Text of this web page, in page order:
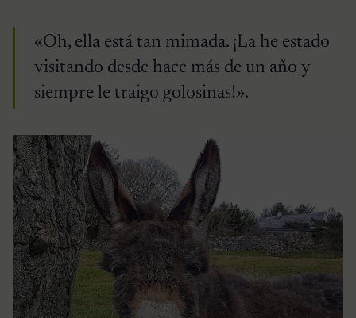
«Oh, ella está tan mimada. ¡La he estado
visitando desde hace más de un año y
siempre le traigo golosinas!».